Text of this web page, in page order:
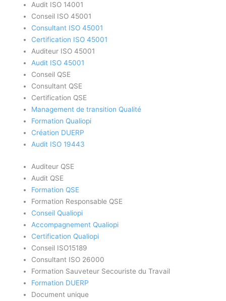
Audit ISO 14001
Conseil ISO 45001
Consultant ISO 45001
Certification ISO 45001
Auditeur ISO 45001
Audit ISO 45001
Conseil QSE
Consultant QSE
Certification QSE
Management de transition Qualité
Formation Qualiopi
Création DUERP
Audit ISO 19443
Auditeur QSE
Audit QSE
Formation QSE
Formation Responsable QSE
Conseil Qualiopi
Accompagnement Qualiopi
Certification Qualiopi
Conseil ISO15189
Consultant ISO 26000
Formation Sauveteur Secouriste du Travail
Formation DUERP
Document unique